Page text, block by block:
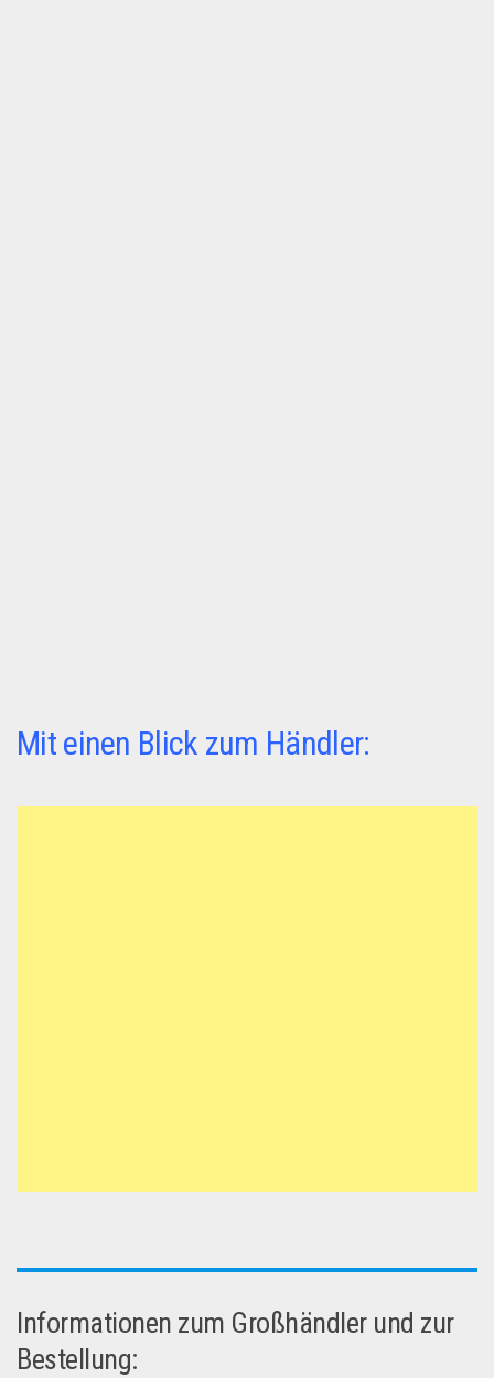
Mit einen Blick zum Händler:
Informationen zum Großhändler und zur
Bestellung: